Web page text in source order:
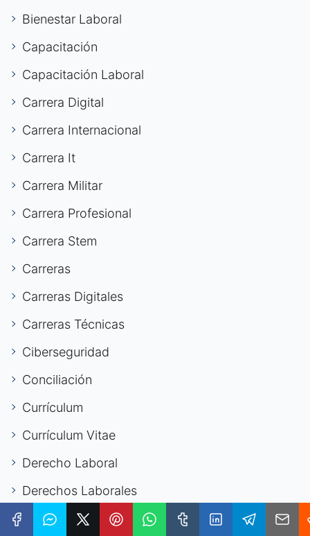
Bienestar Laboral
Capacitación
Capacitación Laboral
Carrera Digital
Carrera Internacional
Carrera It
Carrera Militar
Carrera Profesional
Carrera Stem
Carreras
Carreras Digitales
Carreras Técnicas
Ciberseguridad
Conciliación
Currículum
Currículum Vitae
Derecho Laboral
Derechos Laborales
Desarrollo Personal